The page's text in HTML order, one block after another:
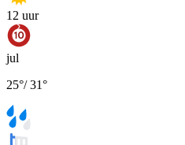
12 uur
jul
25°/31°